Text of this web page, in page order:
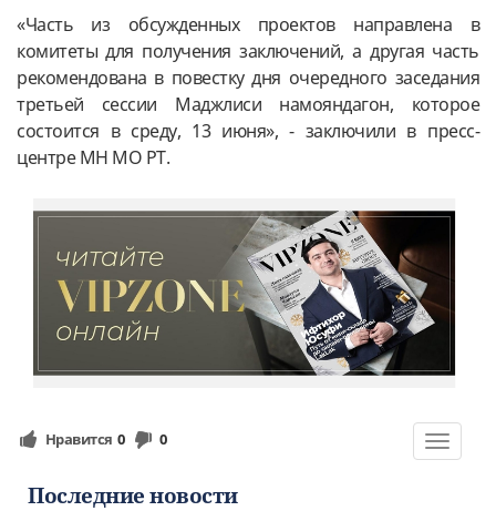
«Часть из обсужденных проектов направлена в
комитеты для получения заключений, а другая часть
рекомендована в повестку дня очередного заседания
третьей сессии Маджлиси намояндагон, которое
состоится в среду, 13 июня», - заключили в пресс-
центре МН МО РТ.
Toggle
Нравится 0 0
Последние новости